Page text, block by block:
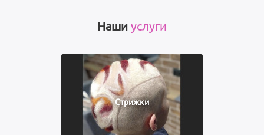
Наши услуги
Стрижки